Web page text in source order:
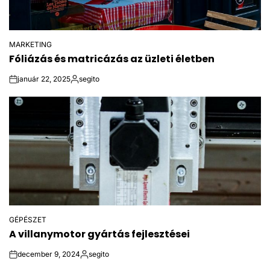
POSTED
IN
MARKETING
Fóliázás és matricázás az üzleti életben
onjanuár 22, 2025Posted
segito
POSTED
IN
GÉPÉSZET
A villanymotor gyártás fejlesztései
ondecember 9, 2024Posted
segito